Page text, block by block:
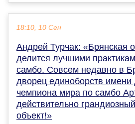
18:10, 10 Сен
Андрей Турчак: «Брянская
делится лучшими
самбо. Совсем недавно в
дворец единоборств имени
чемпиона мира по самбо
действительно
объект!»